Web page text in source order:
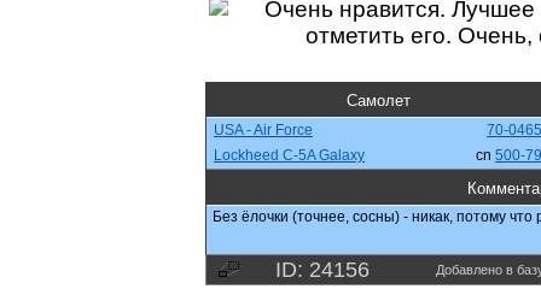
Самолет
USA - Air Force
70-0465
Lockheed C-5A Galaxy
cn 500-79
Без ёлочки (точнее, сосны) - никак, потому
ID: 24156 Добавлено в